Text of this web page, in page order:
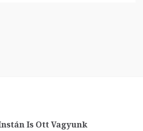
Is Ott Vagyunk